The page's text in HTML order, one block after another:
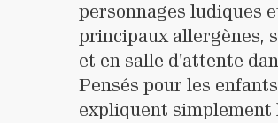
personnages ludiques
principaux allergènes,
et en salle d'attente
Pensés pour les
expliquent simplement